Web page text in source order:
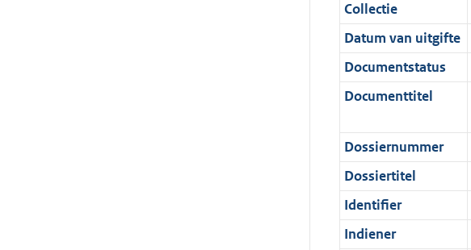
i
e
i
n
o
r
m
a
a
t
3
6
K
b
t
i
e
i
f
o
r
m
a
a
:
7
K
b
a
t
i
e
n
f
o
r
m
a
e
:
4
K
c
a
t
i
i
n
f
o
r
m
t
e
:
7
b
Collectie
Datum van uitgifte
Documentstatus
Documenttitel
Dossiernummer
Dossiertitel
Identifier
Indiener